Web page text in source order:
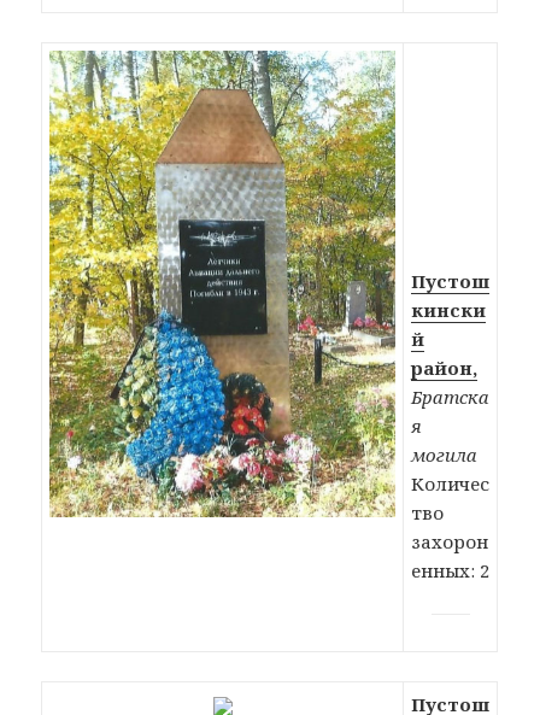
Пустош
кински
й
район,
Братска
я
могила
Количес
тво
захорон
енных: 2
Пустош